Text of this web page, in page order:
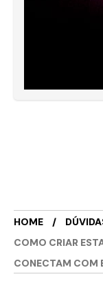
HOME
COMO CRIAR
CONECTAM COM